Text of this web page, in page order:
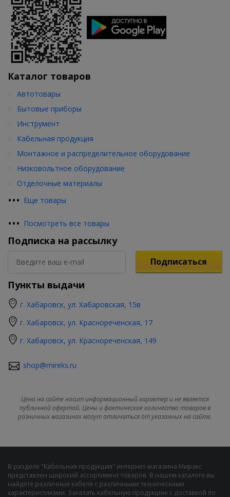
Каталог товаров
••• Еще товары
Автотовары
Бытовые приборы
Инструмент
Кабельная продукция
Монтажное и распределительное оборудование
Низковольтное оборудование
Отделочные материалы
••• Посмотреть все товары
Подписка на рассылку
Подписаться
Пункты выдачи
г. Хабаровск, ул. Хабаровская, 15в
г. Хабаровск, ул. Краснореченская, 17
г. Хабаровск, ул. Краснореченская, 149
shop@mireks.ru
Цена на сайте носит информационный характер и не является
публичной офертой. Цены и фактическое количество товаров в
розничных магазинах могут отличаться от указанных на сайте.
В разделе "Кабельная продукция" интернет-магазина Мирэкс
представлен широкий ассортимент товаров. В нашем каталоге вы
найдете различные кабеля с различными техническими
характеристиками. Заказать кабельную продукцию с доставкой по